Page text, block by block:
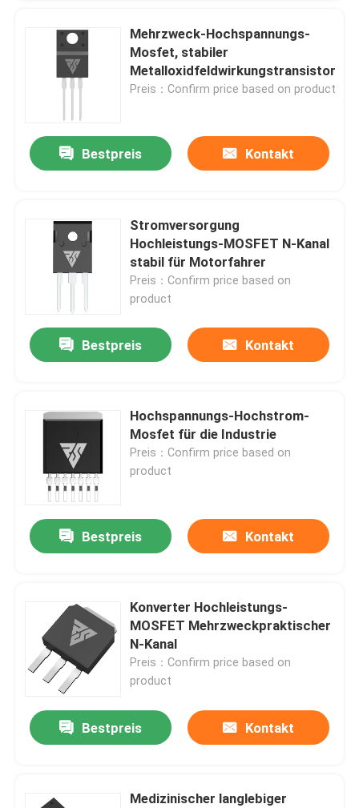
Mehrzweck-Hochspannungs-
Mosfet, stabiler
Metalloxidfeldwirkungstransistor
Preis：Confirm price based on product
Bestpreis Kontakt
Stromversorgung
Hochleistungs-MOSFET N-Kanal
stabil für Motorfahrer
Preis：Confirm price based on
product
Bestpreis Kontakt
Hochspannungs-Hochstrom-
Mosfet für die Industrie
Preis：Confirm price based on
product
Bestpreis Kontakt
Konverter Hochleistungs-
MOSFET Mehrzweckpraktischer
N-Kanal
Preis：Confirm price based on
product
Bestpreis Kontakt
Medizinischer langlebiger